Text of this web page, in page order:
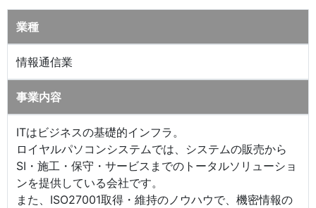
業種
情報通信業
事業内容
ITはビジネスの基礎的インフラ。
ロイヤルパソコンシステムでは、システムの販売から
SI・施工・保守・サービスまでのトータルソリューショ
ンを提供している会社です。
また、ISO27001取得・維持のノウハウで、機密情報の